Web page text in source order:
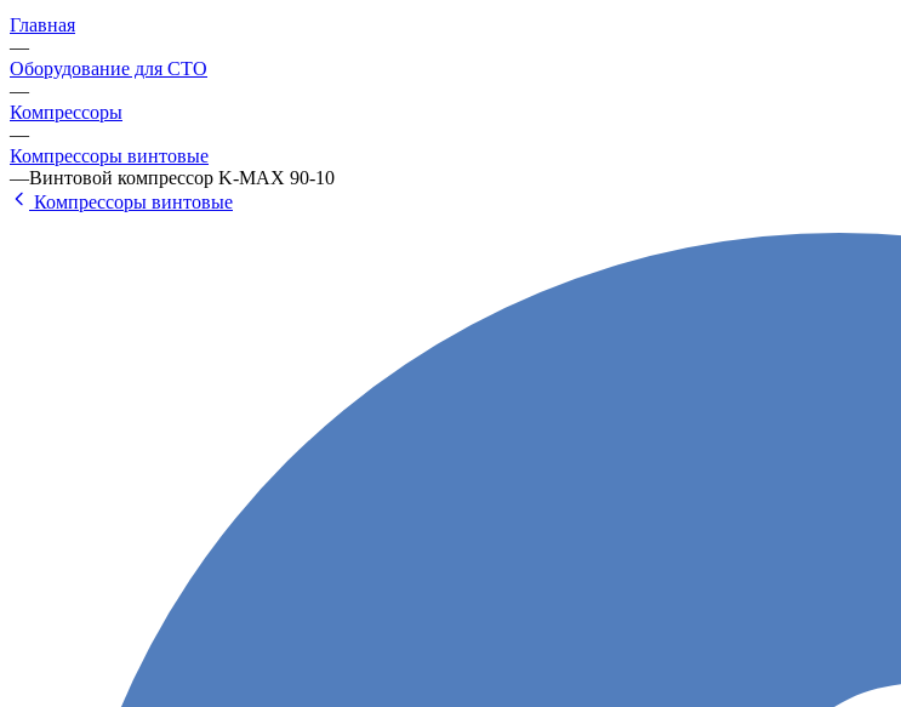
Главная
—
Оборудование для СТО
—
Компрессоры
—
Компрессоры винтовые
—Винтовой компрессор K-MAX 90-10
Компрессоры винтовые